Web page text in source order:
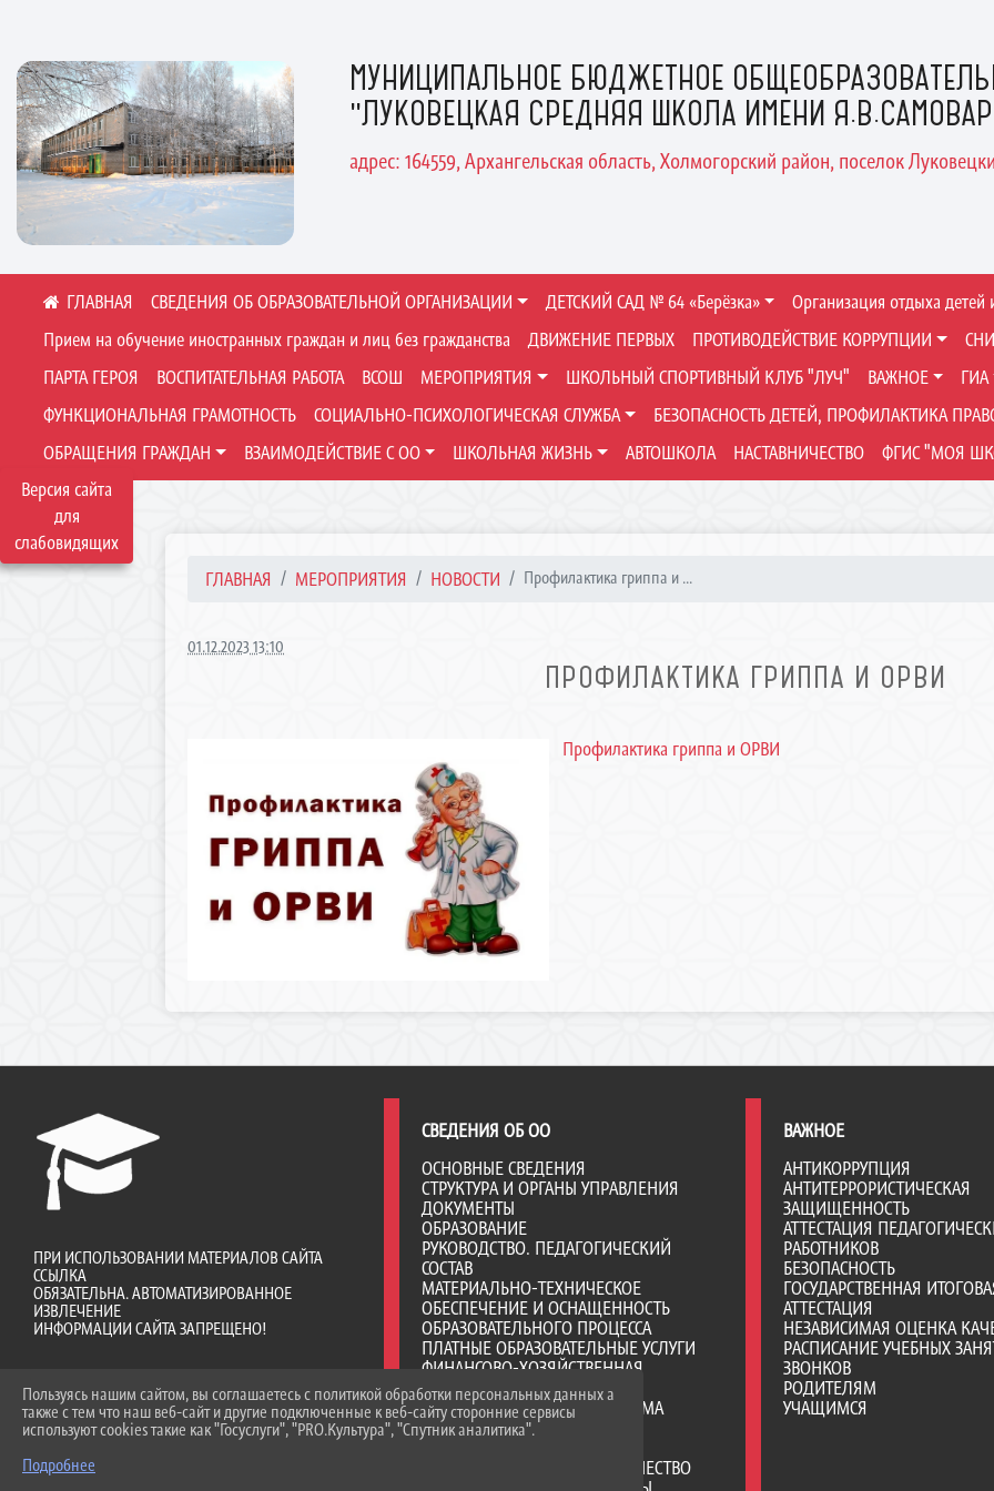
Версия сайта
для
слабовидящих
МУНИЦИПАЛЬНОЕ БЮДЖЕТНОЕ
"ЛУКОВЕЦКАЯ СРЕДНЯЯ ШКОЛА ИМЕНИ
адрес: 164559, Архангельская область, Холмогорский район, поселок
СВЕДЕНИЯ ОБ ОБРАЗОВАТЕЛЬНОЙ ОРГАНИЗАЦИИ ДЕТСКИЙ САД № 64 «Берёзка»
Организация отдыха детей
Прием на обучение иностранных граждан и лиц без гражданства
ДВИЖЕНИЕ ПЕРВЫХ ПРОТИВОДЕЙСТВИЕ КОРРУПЦИИ
ПАРТА ГЕРОЯ
ВОСПИТАТЕЛЬНАЯ РАБОТА ВСОШ МЕРОПРИЯТИЯ ШКОЛЬНЫЙ СПОРТИВНЫЙ КЛУБ "ЛУЧ" ВАЖНОЕ
ГИА
ФУНКЦИОНАЛЬНАЯ ГРАМОТНОСТЬ
СОЦИАЛЬНО-ПСИХОЛОГИЧЕСКАЯ СЛУЖБА
БЕЗОПАСНОСТЬ ДЕТЕЙ, ПРОФИЛАКТИКА
ОБРАЩЕНИЯ ГРАЖДАН
ВЗАИМОДЕЙСТВИЕ С ОО ШКОЛЬНАЯ ЖИЗНЬ АВТОШКОЛА НАСТАВНИЧЕСТВО ФГИС "МОЯ
ГЛАВНАЯ МЕРОПРИЯТИЯ НОВОСТИ Профилактика гриппа и ...
01.12.2023 13:10
ПРОФИЛАКТИКА ГРИППА И ОРВИ
Профилактика гриппа и ОРВИ
ПРИ ИСПОЛЬЗОВАНИИ МАТЕРИАЛОВ САЙТА
ССЫЛКА
ОБЯЗАТЕЛЬНА. АВТОМАТИЗИРОВАННОЕ
ИЗВЛЕЧЕНИЕ
ИНФОРМАЦИИ САЙТА ЗАПРЕЩЕНО!
СВЕДЕНИЯ ОБ ОО
ОСНОВНЫЕ СВЕДЕНИЯ
СТРУКТУРА И ОРГАНЫ УПРАВЛЕНИЯ
ДОКУМЕНТЫ
ОБРАЗОВАНИЕ
РУКОВОДСТВО. ПЕДАГОГИЧЕСКИЙ
СОСТАВ
МАТЕРИАЛЬНО-ТЕХНИЧЕСКОЕ
ОБЕСПЕЧЕНИЕ И ОСНАЩЕННОСТЬ
ОБРАЗОВАТЕЛЬНОГО ПРОЦЕССА
ПЛАТНЫЕ ОБРАЗОВАТЕЛЬНЫЕ УСЛУГИ
ФИНАНСОВО-ХОЗЯЙСТВЕННАЯ
ДЕЯТЕЛЬНОСТЬ
ВАКАНТНЫЕ МЕСТА ДЛЯ ПРИЕМА
(ПЕРЕВОДА)
МЕЖДУНАРОДНОЕ СОТРУДНИЧЕСТВО
ВАЖНОЕ
АНТИКОРРУПЦИЯ
АНТИТЕРРОРИСТИЧЕСКАЯ
ЗАЩИЩЕННОСТЬ
АТТЕСТАЦИЯ
РАБОТНИКОВ
БЕЗОПАСНОСТЬ
ГОСУДАРСТВЕННАЯ
АТТЕСТАЦИЯ
НЕЗАВИСИМАЯ ОЦЕНКА
РАСПИСАНИЕ УЧЕБНЫХ
ЗВОНКОВ
РОДИТЕЛЯМ
УЧАЩИМСЯ
Пользуясь нашим сайтом, вы соглашаетесь с политикой обработки персональных данных а
также с тем что наш веб-сайт и другие подключенные к веб-сайту сторонние сервисы
используют cookies такие как "Госуслуги", "PRO.Культура", "Спутник аналитика".
Подробнее